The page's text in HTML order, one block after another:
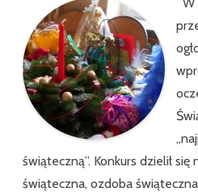
świąteczną”. Konkurs dzielił
świąteczna, ozdoba